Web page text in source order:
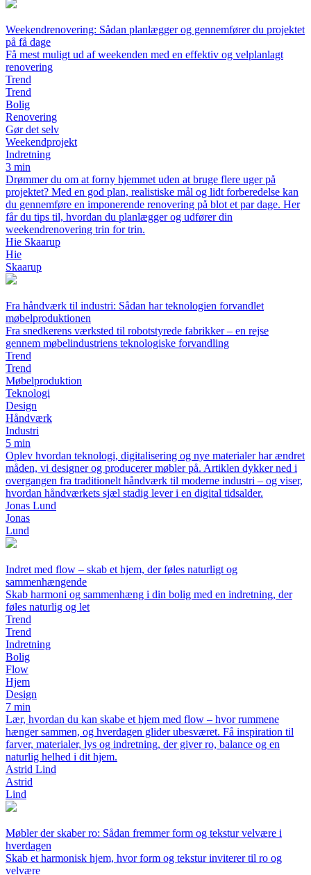
Weekendrenovering: Sådan planlægger og gennemfører du projektet
på få dage
Få mest muligt ud af weekenden med en effektiv og velplanlagt
renovering
Trend
Trend
Bolig
Renovering
Gør det selv
Weekendprojekt
Indretning
3 min
Drømmer du om at forny hjemmet uden at bruge flere uger på
projektet? Med en god plan, realistiske mål og lidt forberedelse kan
du gennemføre en imponerende renovering på blot et par dage. Her
får du tips til, hvordan du planlægger og udfører din
weekendrenovering trin for trin.
Hie Skaarup
Hie
Skaarup
Fra håndværk til industri: Sådan har teknologien forvandlet
møbelproduktionen
Fra snedkerens værksted til robotstyrede fabrikker – en rejse
gennem møbelindustriens teknologiske forvandling
Trend
Trend
Møbelproduktion
Teknologi
Design
Håndværk
Industri
5 min
Oplev hvordan teknologi, digitalisering og nye materialer har ændret
måden, vi designer og producerer møbler på. Artiklen dykker ned i
overgangen fra traditionelt håndværk til moderne industri – og viser,
hvordan håndværkets sjæl stadig lever i en digital tidsalder.
Jonas Lund
Jonas
Lund
Indret med flow – skab et hjem, der føles naturligt og
sammenhængende
Skab harmoni og sammenhæng i din bolig med en indretning, der
føles naturlig og let
Trend
Trend
Indretning
Bolig
Flow
Hjem
Design
7 min
Lær, hvordan du kan skabe et hjem med flow – hvor rummene
hænger sammen, og hverdagen glider ubesværet. Få inspiration til
farver, materialer, lys og indretning, der giver ro, balance og en
naturlig helhed i dit hjem.
Astrid Lind
Astrid
Lind
Møbler der skaber ro: Sådan fremmer form og tekstur velvære i
hverdagen
Skab et harmonisk hjem, hvor form og tekstur inviterer til ro og
velvære